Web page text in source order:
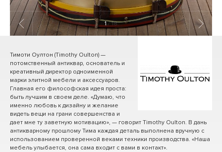
1/ 18
Тимоти Оултон (Timothy Oulton) —
потомственный антиквар, основатель и
креативный директор одноименной
марки элитной мебели и аксессуаров.
Главная его философская идея проста:
быть лучшим в своем деле. «Думаю, что
именно любовь к дизайну и желание
видеть вещи на грани совершенства и
дает мне ту заветную мотивацию», — говорит Timothy Oulton. В дань
антикварному прошлому Тима каждая деталь выполнена вручную с
использованием проверенной веками техники производства. «Наша
мебель улыбается, она сама входит с вами в контакт».